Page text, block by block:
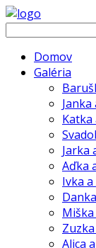
Domov
Galéria
Katka
Jarka
Aďka
Ivka a
Alica